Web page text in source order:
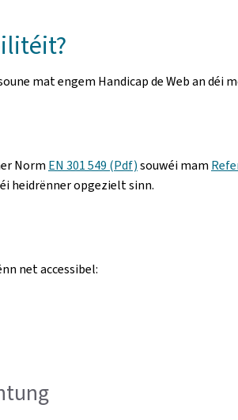
mat engem Handicap de Web an déi
Norm EN 301 549 (Pdf)souwéi mam
heidrënner opgezielt sinn.
net accessibel: